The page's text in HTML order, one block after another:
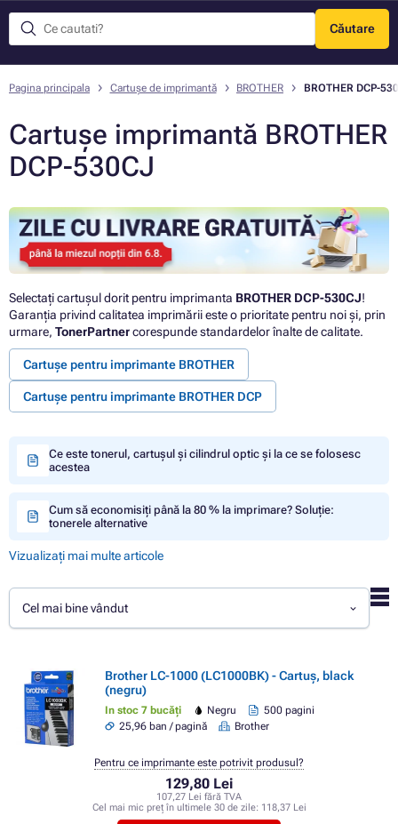
Căutare
Meniu
Pagina principala Cartușe de imprimantă BROTHER BROTHER DCP-
Cartușe imprimantă BROTHER
DCP-530CJ
Selectați cartușul dorit pentru imprimanta BROTHER DCP-530CJ!
Garanția privind calitatea imprimării este o prioritate pentru noi și, prin
urmare, TonerPartnercorespunde standardelor înalte de calitate.
Cartușe pentru imprimante BROTHER
Cartușe pentru imprimante BROTHER DCP
Ce este tonerul, cartușul și cilindrul optic și la ce se folosesc
acestea
Cum să economisiți până la 80 % la imprimare? Soluție:
tonerele alternative
Vizualizați mai multe articole
Cel mai bine vândut
Brother LC-1000 (LC1000BK) - Cartuș, black
(negru)
In stoc 7 bucăți Negru
500 pagini
25,96 ban / pagină
Brother
129,80 Lei
107,27 Lei fără TVA
Cel mai mic preț în ultimele 30 de zile: 118,37 Lei
Pentru ce imprimante este potrivit produsul?